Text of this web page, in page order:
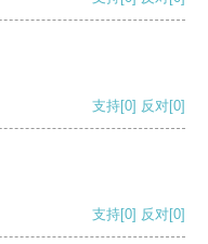
支持[0] 反对[0]
支持[0] 反对[0]